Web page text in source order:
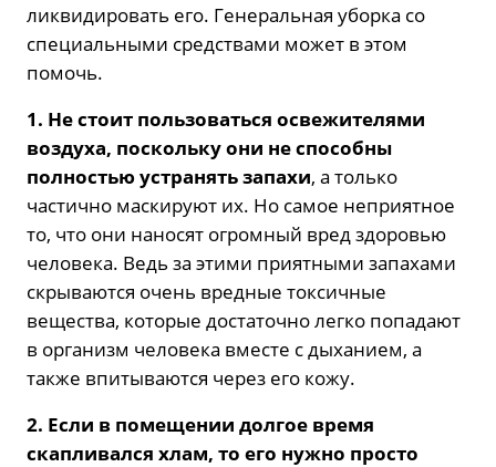
ликвидировать его. Генеральная уборка со
специальными средствами может в этом
помочь.
1. Не стоит пользоваться освежителями
воздуха, поскольку они не способны
полностью устранять запахи, а только
частично маскируют их. Но самое неприятное
то, что они наносят огромный вред здоровью
человека. Ведь за этими приятными запахами
скрываются очень вредные токсичные
вещества, которые достаточно легко попадают
в организм человека вместе с дыханием, а
также впитываются через его кожу.
2. Если в помещении долгое время
скапливался хлам, то его нужно просто